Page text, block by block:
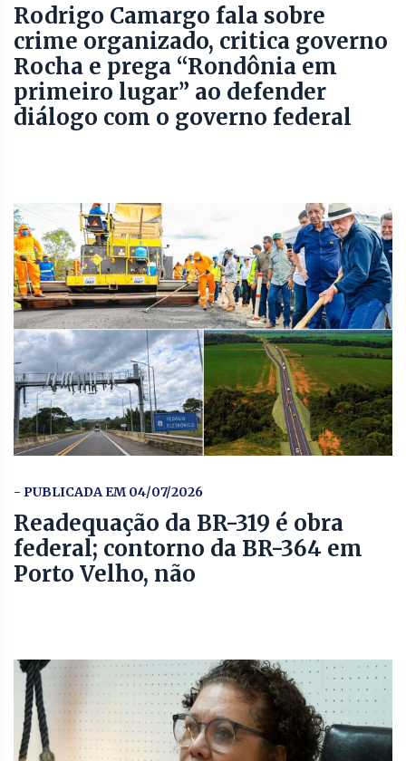
Rodrigo Camargo fala sobre
crime organizado, critica governo
Rocha e prega “Rondônia em
primeiro lugar” ao defender
diálogo com o governo federal
- PUBLICADA EM 04/07/2026
Readequação da BR-319 é obra
federal; contorno da BR-364 em
Porto Velho, não